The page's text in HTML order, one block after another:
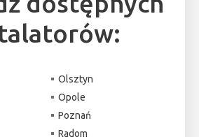
Olsztyn
Opole
Poznań
Radom